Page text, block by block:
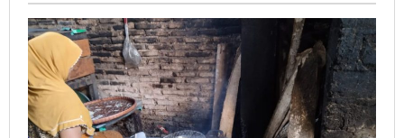
Baru
Kuliner
Borobudur